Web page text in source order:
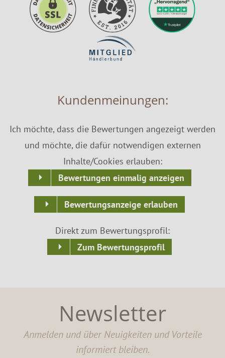
Kundenmeinungen:
Ich möchte, dass die Bewertungen angezeigt werden
und möchte, die dafür notwendigen externen
Inhalte/Cookies erlauben:
Bewertungen einmalig anzeigen
Bewertungsanzeige erlauben
Direkt zum Bewertungsprofil:
Zum Bewertungsprofil
Newsletter
Anmelden und über Neuigkeiten und Vorteile
informiert bleiben.